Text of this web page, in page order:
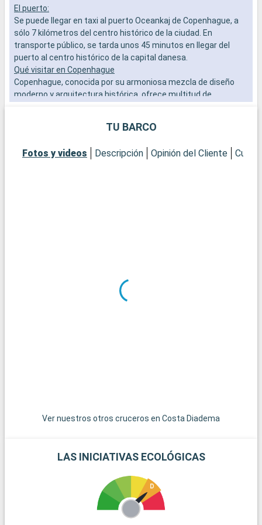
El puerto:
Se puede llegar en taxi al puerto Oceankaj de Copenhague, a
sólo 7 kilómetros del centro histórico de la ciudad. En
transporte público, se tarda unos 45 minutos en llegar del
puerto al centro histórico de la capital danesa.
Qué visitar en Copenhague
Copenhague, conocida por su armoniosa mezcla de diseño
moderno y arquitectura histórica, ofrece multitud de
sede del Parlamento danés, y el Palacio Real de Amalienborg
calles de Nyhavn, famosas por sus pintorescas casas y su
importante destino cultural. El Castillo de Kronborg, en
Helsingør, conocido como el Castillo de Hamlet, es una joya del
Renacimiento danés. Para los amantes de la naturaleza, los
TU BARCO
Fotos y videos Descripción Opinión del Cliente
Ver nuestros otros cruceros en Costa Diadema
LAS INICIATIVAS ECOLÓGICAS